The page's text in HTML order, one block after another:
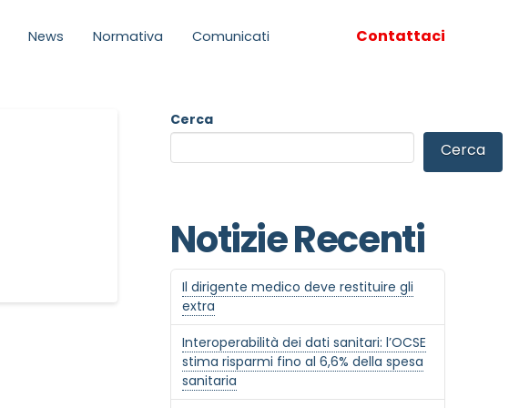
News Normativa Comunicati Contattaci
Cerca
Cerca
Notizie Recenti
Il dirigente medico deve restituire gli
extra
Interoperabilità dei dati sanitari: l’OCSE
stima risparmi fino al 6,6% della spesa
sanitaria